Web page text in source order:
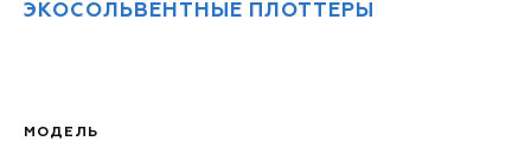
ЭКОСОЛЬВЕНТНЫЕ ПЛОТТЕРЫ
МОДЕЛЬ